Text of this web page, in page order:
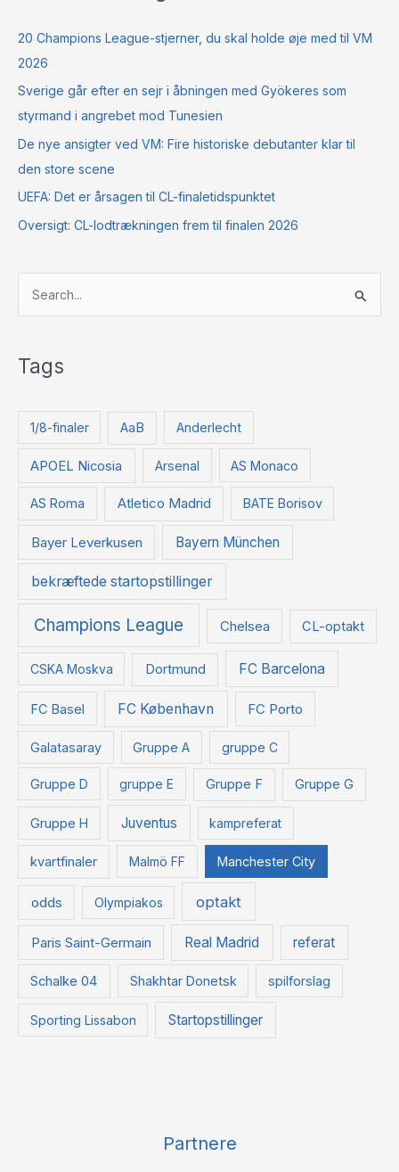
20 Champions League-stjerner, du skal holde øje med til VM
2026
Sverige går efter en sejr i åbningen med Gyökeres som
styrmand i angrebet mod Tunesien
De nye ansigter ved VM: Fire historiske debutanter klar til
den store scene
UEFA: Det er årsagen til CL-finaletidspunktet
Oversigt: CL-lodtrækningen frem til finalen 2026
e
e
Tags
1/8-finaler AaB Anderlecht
APOEL Nicosia Arsenal AS Monaco
AS Roma Atletico Madrid BATE Borisov
Bayer Leverkusen Bayern München
bekræftede startopstillinger
Champions League Chelsea CL-optakt
CSKA Moskva Dortmund FC Barcelona
FC Basel FC København FC Porto
Galatasaray Gruppe A gruppe C
Gruppe D gruppe E Gruppe F Gruppe G
Gruppe H Juventus kampreferat
kvartfinaler Malmö FF Manchester City
odds Olympiakos optakt
Paris Saint-Germain Real Madrid referat
Schalke 04 Shakhtar Donetsk spilforslag
Sporting Lissabon Startopstillinger
Partnere